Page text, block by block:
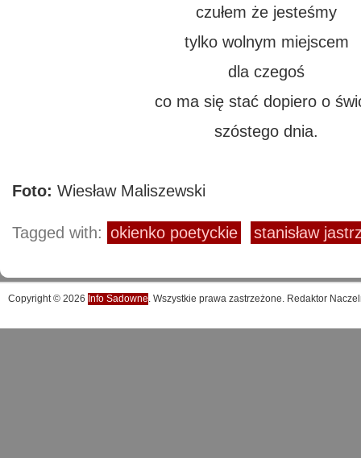
czułem że jesteśmy
tylko wolnym miejscem
dla czegoś
co ma się stać dopiero o
szóstego dnia.
Foto: Wiesław Maliszewski
Tagged with: okienko poetyckie stanisław
Copyright © 2026 Info Sadowne. Wszystkie prawa zastrzeżone. Redaktor